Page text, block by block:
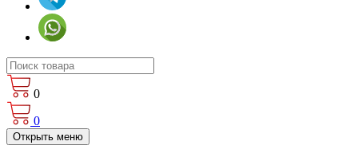
0
0
Открыть меню